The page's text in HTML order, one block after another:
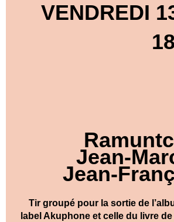
VENDREDI
Jean-
Jean-
Tir groupé pour la sortie de
label Akuphone et celle du livre